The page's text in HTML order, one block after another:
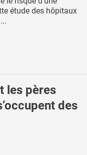
étude des hôpitaux
les pères
des